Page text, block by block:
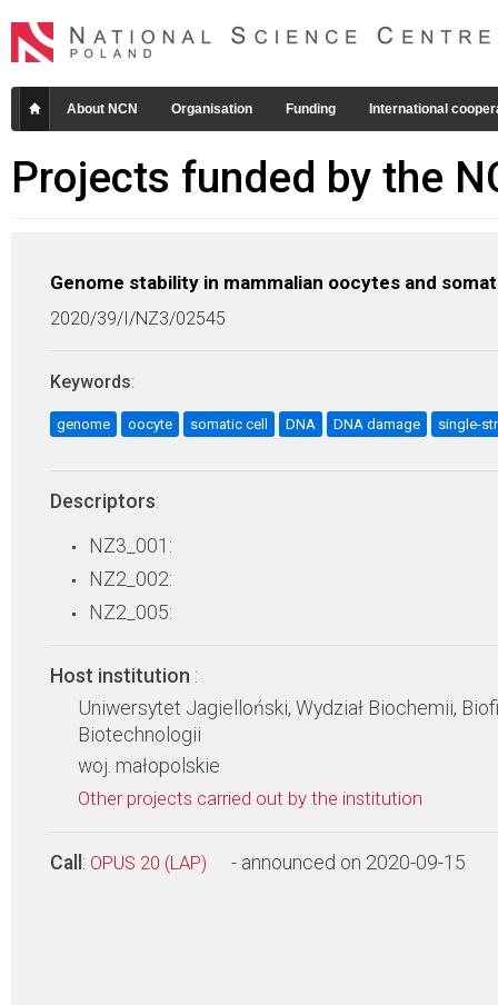
About NCN Organisation Funding International
Projects funded by the
Genome stability in mammalian oocytes and
2020/39/I/NZ3/02545
Keywords:
genome oocyte somatic cell DNA DNA damage single-
Descriptors:
NZ3_001:
NZ2_002:
NZ2_005:
Host institution :
Uniwersytet Jagielloński, Wydział Biochemii,
Biotechnologii
woj. małopolskie
Other projects carried out by the institution
Call : OPUS 20 (LAP) - announced on 2020-09-15